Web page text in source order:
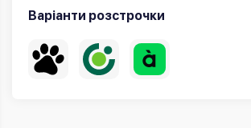
Варіанти розстрочки